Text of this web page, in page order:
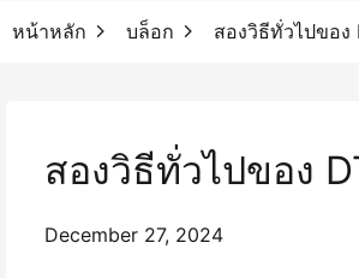
หน้าหลัก บล็อก สองวิธีทั่วไปของ
สองวิธีทั่วไปของ
December 27, 2024